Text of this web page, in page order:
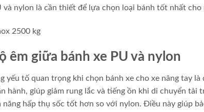
và nylon là cần thiết để lựa chọn loại bánh tốt nhất cho
êm giữa bánh xe PU và nylon
yếu tố quan trọng khi chọn bánh xe cho xe nâng tay là
hành, giúp giảm rung lắc và tiếng ồn khi di chuyển
năng hấp thụ sốc tốt hơn so với nylon. Điều này giúp